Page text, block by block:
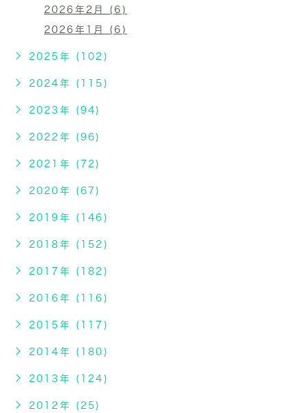
2026年2月 (6)
2026年1月 (6)
2025年 (102)
2024年 (115)
2023年 (94)
2022年 (96)
2021年 (72)
2020年 (67)
2019年 (146)
2018年 (152)
2017年 (182)
2016年 (116)
2015年 (117)
2014年 (180)
2013年 (124)
2012年 (25)